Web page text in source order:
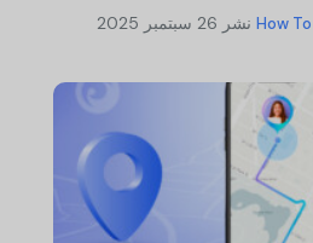
How To نشر